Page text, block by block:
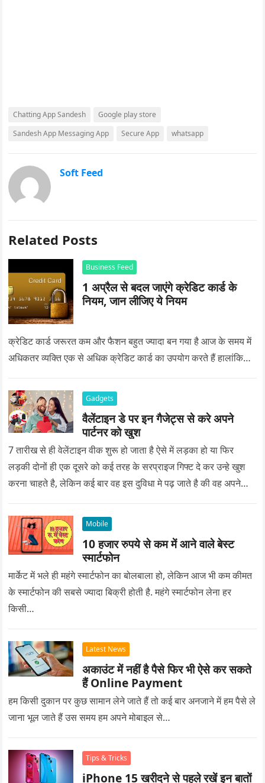
Chatting App Sandesh
Google play store
Sandesh App Messaging App
Secure App whatsapp
Soft Feed
Related Posts
Business Feed
1 अप्रैल से बदल जाएंगे क्रेडिट कार्ड के
नियम, जान लीजिए ये नियम
क्रेडिट कार्ड जरूरत कम और फैशन बहुत ज्यादा बन गया है आज के समय में
अधिकतर व्यक्ति एक से अधिक क्रेडिट कार्ड का उपयोग करते हैं हालांकि…
Gadgets
वैलेंटाइन डे पर इन गैजेट्स से करे अपने
पार्टनर को खुश
7 तारीख से ही वेलेंटाइन वीक शुरू हो जाता है ऐसे में लड़का हो या फिर
लड़की दोनों ही एक दूसरे को कई तरह के सरप्राइज गिफ्ट दे कर उन्हे खुश
करना चाहते है, लेकिन कई बार वह इस दुविधा मे पढ़ जाते है की वह अपने
Mobile
10 हजार रुपये से कम में आने वाले बेस्ट
स्मार्टफोन
मार्केट में भले ही महंगे स्मार्टफोन का बोलबाला हो, लेकिन आज भी कम कीमत
के स्मार्टफोन की सबसे ज्यादा बिक्री होती है. महंगे स्मार्टफोन लेना हर
किसी…
Latest News
अकाउंट में नहीं है पैसे फिर भी ऐसे कर सकते
हैं Online Payment
हम किसी दुकान पर कुछ सामान लेने जाते हैं तो कई बार अनजाने में हम पैसे ले
जाना भूल जाते हैं उस समय हम अपने मोबाइल से…
Tips & Tricks
iPhone 15 खरीदने से पहले रखें इन बातों